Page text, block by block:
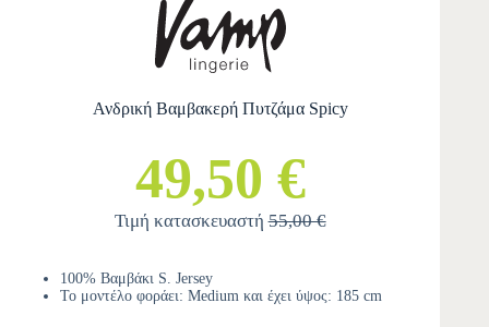
Ανδρική Βαμβακερή Πυτζάμα Spicy
49,50 €
Τιμή κατασκευαστή55,00 €
100% Βαμβάκι S. Jersey
Το μοντέλο φοράει: Medium και έχει ύψος: 185 cm